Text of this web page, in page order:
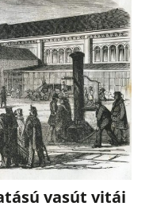
vasút vitái